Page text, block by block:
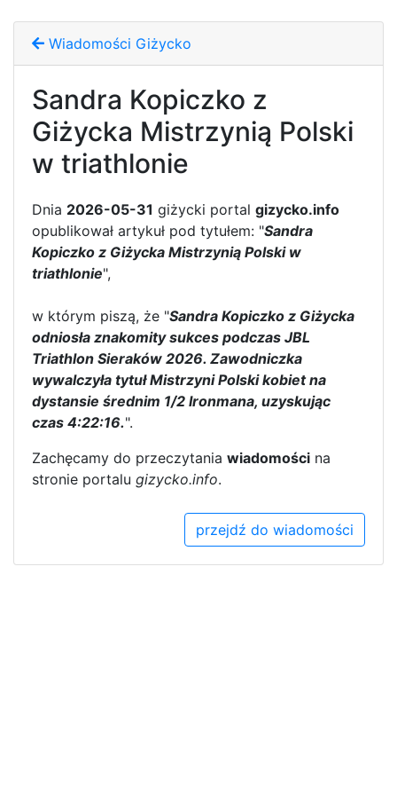
Wiadomości Giżycko
Sandra Kopiczko z
Giżycka Mistrzynią Polski
w triathlonie
Dnia 2026-05-31 giżycki portal gizycko.info
opublikował artykuł pod tytułem: "Sandra
Kopiczko z Giżycka Mistrzynią Polski w
triathlonie",
w którym piszą, że "Sandra Kopiczko z Giżycka
odniosła znakomity sukces podczas JBL
Triathlon Sieraków 2026. Zawodniczka
wywalczyła tytuł Mistrzyni Polski kobiet na
dystansie średnim 1/2 Ironmana, uzyskując
czas 4:22:16.".
Zachęcamy do przeczytania wiadomości na
stronie portalu gizycko.info.
przejdź do wiadomości